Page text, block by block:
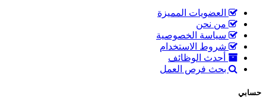
العضويات المميزة
من نحن
سياسة الخصوصية
شروط الاستخدام
أحدث الوظائف
بحث فرص العمل
حسابي